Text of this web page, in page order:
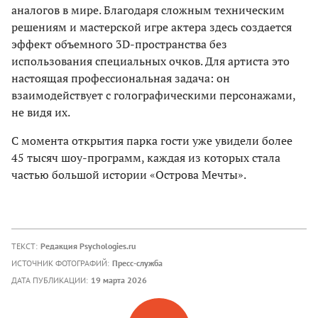
аналогов в мире. Благодаря сложным техническим
решениям и мастерской игре актера здесь создается
эффект объемного 3D-пространства без
использования специальных очков. Для артиста это
настоящая профессиональная задача: он
взаимодействует с голографическими персонажами,
не видя их.
С момента открытия парка гости уже увидели более
45 тысяч шоу-программ, каждая из которых стала
частью большой истории «Острова Мечты».
ТЕКСТ: Редакция Psychologies.ru
ИСТОЧНИК ФОТОГРАФИЙ: Пресс-служба
ДАТА ПУБЛИКАЦИИ: 19 марта 2026